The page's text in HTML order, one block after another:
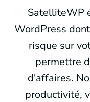
SatelliteWP
WordPress
risque sur
permettre
d'affaires.
productivité,